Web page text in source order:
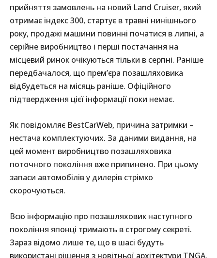
прийняття замовлень на новий Land Cruiser, який
отримає індекс 300, стартує в травні нинішнього
року, продажі машини повинні початися в липні, а
серійне виробництво і перші постачання на
місцевий ринок очікуються тільки в серпні. Раніше
передбачалося, що прем’єра позашляховика
відбудеться на місяць раніше. Офіційного
підтвердження цієї інформації поки немає.
Як повідомляє BestCarWeb, причина затримки –
нестача комплектуючих. За даними видання, на
цей момент виробництво позашляховика
поточного покоління вже припинено. При цьому
запаси автомобілів у дилерів стрімко
скорочуються.
Всю інформацію про позашляховик наступного
покоління японці тримають в строгому секреті.
Зараз відомо лише те, що в шасі будуть
використані рішення з новітньої архітектури TNGA.